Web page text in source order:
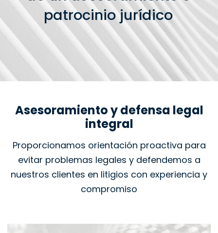
patrocinio jurídico
Asesoramiento y defensa legal
integral
Proporcionamos orientación proactiva para
evitar problemas legales y defendemos a
nuestros clientes en litigios con experiencia y
compromiso